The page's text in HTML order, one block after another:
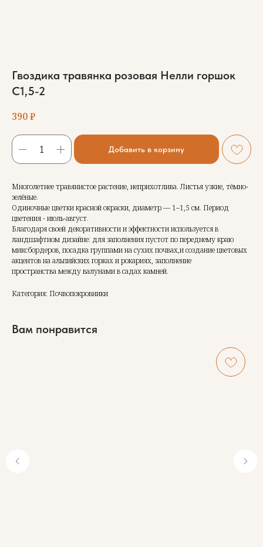
Гвоздика травянка розовая Нелли горшок
С1,5-2
390₽
Добавить в корзину
Многолетнее травянистое растение, неприхотлива. Листья узкие, тёмно-
зелёные.
Одиночные цветки красной окраски, диаметр — 1–1,5 см. Период
цветения - июль-август.
Благодаря своей декоративности и эффектности используется в
ландшафтном дизайне: для заполнения пустот по переднему краю
миксбордеров, посадка группами на сухих почвах,и создание цветовых
акцентов на альпийских горках и рокариях, заполнение
пространства между валунами в садах камней.
Категория: Почвопокровники
Вам понравится